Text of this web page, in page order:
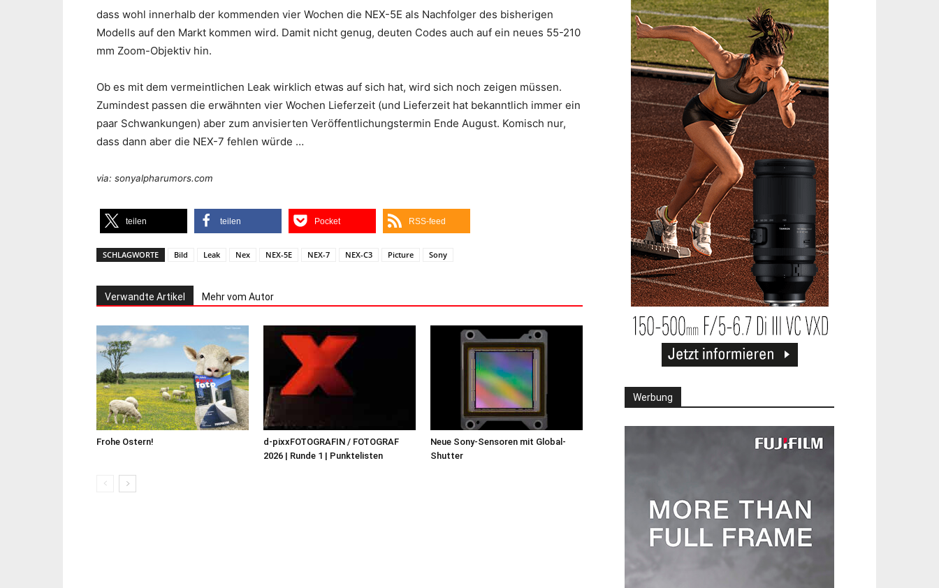
dass wohl innerhalb der kommenden vier Wochen die NEX-5E als Nachfolger des bisherigen
Modells auf den Markt kommen wird. Damit nicht genug, deuten Codes auch auf ein neues 55-210
mm Zoom-Objektiv hin.
Ob es mit dem vermeintlichen Leak wirklich etwas auf sich hat, wird sich noch zeigen müssen.
Zumindest passen die erwähnten vier Wochen Lieferzeit (und Lieferzeit hat bekanntlich immer ein
paar Schwankungen) aber zum anvisierten Veröffentlichungstermin Ende August. Komisch nur,
dass dann aber die NEX-7 fehlen würde …
via: sonyalpharumors.com
teilen teilen Pocket RSS-feed
SCHLAGWORTE Bild Leak Nex NEX-5E NEX-7 NEX-C3 Picture Sony
Verwandte Artikel Mehr vom Autor
Frohe Ostern!
d-pixxFOTOGRAFIN / FOTOGRAF
2026 | Runde 1 | Punktelisten
Neue Sony-Sensoren mit Global-
Shutter
Werbung